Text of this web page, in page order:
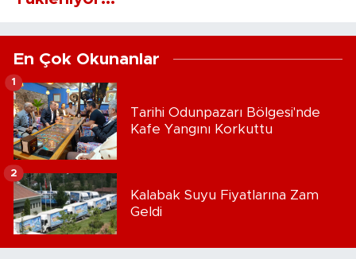
En Çok Okunanlar
Tarihi Odunpazarı Bölgesi'nde
Kafe Yangını Korkuttu
1
Kalabak Suyu Fiyatlarına Zam
Geldi
2